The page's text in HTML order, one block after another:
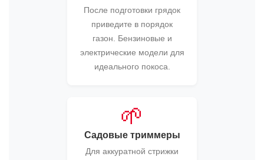
После подготовки грядок
приведите в порядок
газон. Бензиновые и
электрические модели для
идеального покоса.
🌱
Садовые триммеры
Для аккуратной стрижки